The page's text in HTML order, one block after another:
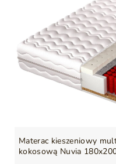
Materac kieszeniowy
kokosową Nuvia